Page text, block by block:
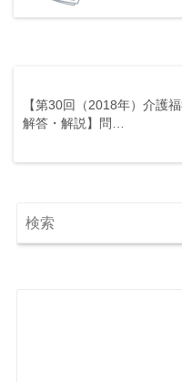
【第30回（2018年）介護
解答・解説】問…